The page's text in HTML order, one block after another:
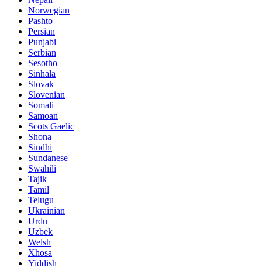
Norwegian
Pashto
Persian
Punjabi
Serbian
Sesotho
Sinhala
Slovak
Slovenian
Somali
Samoan
Scots Gaelic
Shona
Sindhi
Sundanese
Swahili
Tajik
Tamil
Telugu
Ukrainian
Urdu
Uzbek
Welsh
Xhosa
Yiddish